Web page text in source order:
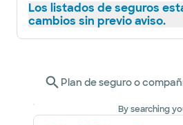
Los listados de seguros
cambios sin previo aviso.
Plan de seguro o
By searching